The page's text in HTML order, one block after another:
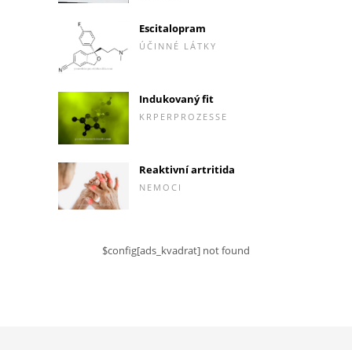
Escitalopram
ÚČINNÉ LÁTKY
Indukovaný fit
KRPERPROZESSE
Reaktivní artritida
NEMOCI
$config[ads_kvadrat] not found